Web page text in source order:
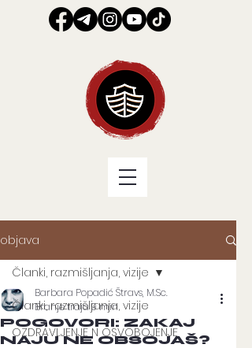
objava
Članki, razmišljanja, vizije
OZDRAVLJENJE N OSVOBOJENJE
Članki, razmišljanja, vizije
POGOVORI: ZAKAJ
NAJU NE OBSOJAŠ?
Barbara Popadić Štravs, M.Sc.
Branje traja 9 min